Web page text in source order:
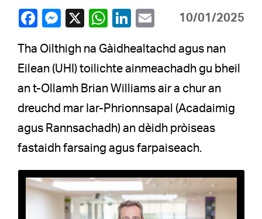
10/01/2025
Tha Oilthigh na Gàidhealtachd agus nan
Eilean (UHI) toilichte ainmeachadh gu bheil
an t-Ollamh Brian Williams air a chur an
dreuchd mar Iar-Phrionnsapal (Acadaimig
agus Rannsachadh) an dèidh pròiseas
fastaidh farsaing agus farpaiseach.